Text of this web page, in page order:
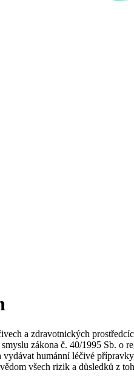
a zdravotnických
zákona č. 40/1995 Sb. o
humánní léčivé
všech rizik a důsledků z